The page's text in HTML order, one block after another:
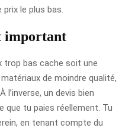
le plus bas.
important
trop bas cache soit une
de moindre qualité,
l’inverse, un devis bien
que tu paies réellement. Tu
en tenant compte du